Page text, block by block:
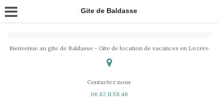
Gite de Baldasse
Bienvenue au gite de Baldasse - Gite de location de vacances en Lozère
Contactez nous
06 82 11 58 46